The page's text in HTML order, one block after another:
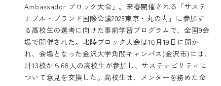
Ambassador ブロック大会」。来春開催される「サステ
ナブル・ブランド国際会議2025東京・丸の内」に参加す
る高校生の選考に向けた事前学習プログラムで、全国9会
場で開催された。北陸ブロック大会は10月19日に開か
れ、会場となった金沢大学角間キャンパス(金沢市)には、
計13校から68人の高校生が参加し、サステナビリティに
ついて意見を交換した。高校生は、メンターを務めた金